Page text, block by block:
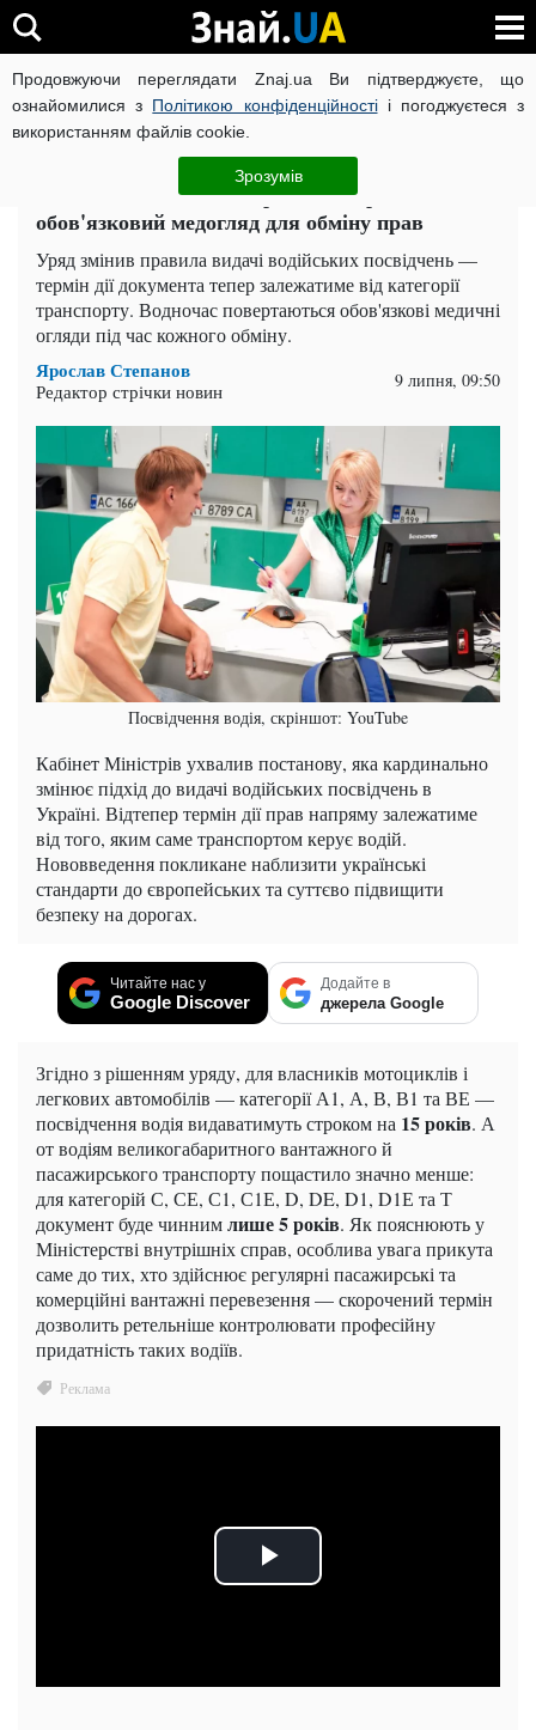
Продовжуючи переглядати Znaj.ua Ви підтверджуєте, що
ознайомилися з Політикою конфіденційностіі погоджуєтеся з
використанням файлів cookie.
Зрозумів
ВІЙНА РОСІЇ ПРОТИ УКРАЇНИ КОРОНАВІРУС В УКРАЇНІ
Auto.Знай ЧИТАТЬ НА РУССКОМ
Посвідчення водія тепер на 5 і 15 років:
обов'язковий медогляд для обміну прав
Уряд змінив правила видачі водійських посвідчень —
термін дії документа тепер залежатиме від категорії
транспорту. Водночас повертаються обов'язкові медичні
огляди під час кожного обміну.
Ярослав Степанов
Редактор стрічки новин 9 липня, 09:50
Посвідчення водія, скріншот: YouTube
Кабінет Міністрів ухвалив постанову, яка кардинально
змінює підхід до видачі водійських посвідчень в
Україні. Відтепер термін дії прав напряму залежатиме
від того, яким саме транспортом керує водій.
Нововведення покликане наблизити українські
стандарти до європейських та суттєво підвищити
безпеку на дорогах.
Читайте нас у
Google Discover
Додайте в
джерела Google
Згідно з рішенням уряду, для власників мотоциклів і
легкових автомобілів — категорії А1, А, В, В1 та ВЕ —
посвідчення водія видаватимуть строком на 15 років. А
от водіям великогабаритного вантажного й
пасажирського транспорту пощастило значно менше:
для категорій С, СЕ, С1, С1Е, D, DE, D1, D1Е та Т
документ буде чиннимлише 5 років. Як пояснюють у
Міністерстві внутрішніх справ, особлива увага прикута
саме до тих, хто здійснює регулярні пасажирські та
комерційні вантажні перевезення — скорочений термін
дозволить ретельніше контролювати професійну
придатність таких водіїв.